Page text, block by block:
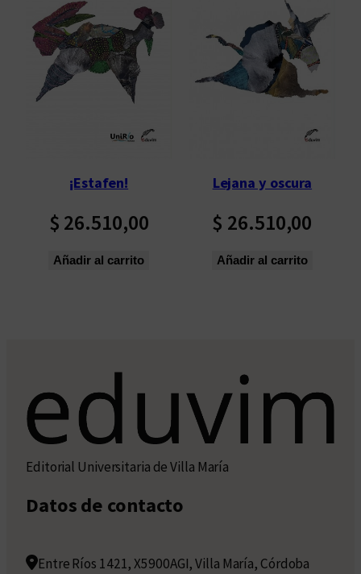
¡Estafen!
$ 26.510,00
Añadir al carrito
Lejana y oscura
$ 26.510,00
Añadir al carrito
Editorial Universitaria de Villa María
Datos de contacto
Entre Ríos 1421, X5900AGI, Villa María, Córdoba